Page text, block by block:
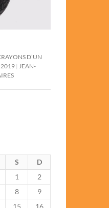
D’UN
2019
JEAN-
S
D
1
2
8
9
15
16